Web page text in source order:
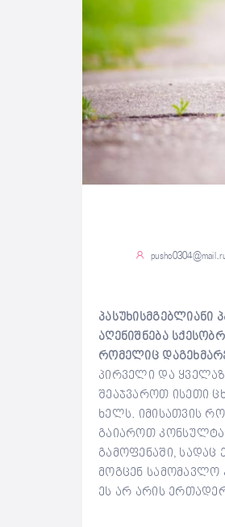
პასუხისმგებლიანი
აღენიშნება
რომელიც
პირველი და
შეაჯვაროთ ისეთი
ხელს. იმისათვის
გაიაროთ
გამოფენაში, სადაც
მოგცენ სამომავლო
ეს არ არის